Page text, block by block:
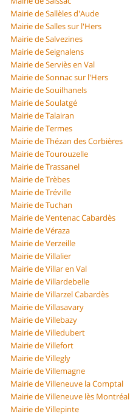
Mairie de Sallèles d'Aude
Mairie de Salles sur l'Hers
Mairie de Salvezines
Mairie de Seignalens
Mairie de Serviès en Val
Mairie de Sonnac sur l'Hers
Mairie de Souilhanels
Mairie de Soulatgé
Mairie de Talairan
Mairie de Termes
Mairie de Thézan des Corbières
Mairie de Tourouzelle
Mairie de Trassanel
Mairie de Trèbes
Mairie de Tréville
Mairie de Tuchan
Mairie de Ventenac Cabardès
Mairie de Véraza
Mairie de Verzeille
Mairie de Villalier
Mairie de Villar en Val
Mairie de Villardebelle
Mairie de Villarzel Cabardès
Mairie de Villasavary
Mairie de Villebazy
Mairie de Villedubert
Mairie de Villefort
Mairie de Villegly
Mairie de Villemagne
Mairie de Villeneuve la Comptal
Mairie de Villeneuve lès Montréal
Mairie de Villepinte